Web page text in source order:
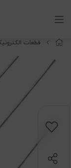
قطعات